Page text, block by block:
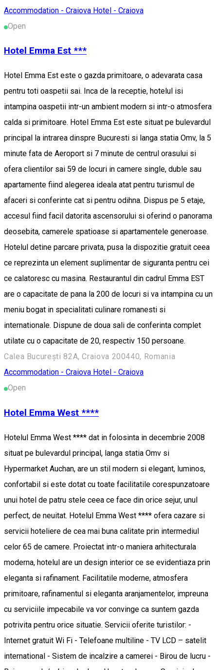
Accommodation - Craiova Hotel - Craiova
Open
Hotel Emma Est ***
Hotel Emma Est este o gazda primitoare, o adevarata casa
pentru toti oaspetii sai. Inca de la receptie, hotelul isi
intampina oaspetii intr-un ambient modern si intr-o atmosfera
calda si primitoare. Hotel Emma Est este situat pe bulevardul
principal la intrarea dinspre Bucuresti si langa statia Omv, la 5
minute fata de Aeroport si 7 minute de centrul orasului si
ofera clientilor sai 59 de locuri in camere single, duble sau
apartamente fiind alegerea ideala atat pentru turismul de
afaceri si conferinte cat si pentru odihna. Dispus pe 5 etaje,
accesul fiind facil datorita ascensorului si oferind o panorama
deosebita, camerele spatioase si apartamentele generoase.
Hotelul detine parcare privata, pusa la dispozitie gratuit ceea
ce reprezinta un element suplimentar de siguranta pentru cei
ce calatoresc cu masina. Restaurantul din cadrul Emma EST
are o capacitate de pana la 200 de locuri si va intampina cu un
meniu bogat in specialitati culinare romanesti si
internationale. Dispune de doua sali de conferinta complet
utilate cu o capacitate de 20, respectiv 150 persoane.
Calea București 82A, Craiova 200440, Romania
Accommodation - Craiova Hotel - Craiova
Open
Hotel Emma West ****
Hotelul Emma West **** dat in folosinta in decembrie 2008
situat pe bulevardul principal, langa statia Omv si
Hypermarket Auchan, are un stil modern si elegant, luminos,
confortabil si este dotat cu toate facilitatile corespunzatoare
unui hotel de patru stele ceea ce face din orice sejur, unul
perfect, de neuitat. Hotelul Emma West **** ofera cazare si
servicii hoteliere de cea mai buna calitate prin intermediul
celor 65 de camere. Proiectat intr-o maniera arhitecturala
moderna, hotelul are un design interior ce se evidentiaza prin
eleganta si rafinament. Facilitatile moderne, atmosfera
primitoare, rafinamentul si eleganta aranjamentelor, impreuna
cu serviciile impecabile va vor convinge ca suntem gazda
potrivita pentru orice situatie. Servicii oferite turistilor: -
Internet gratuit Wi Fi - Telefoane multiline - TV LCD – satelit
international - Sistem de incalzire a camerei - Birou de lucru -